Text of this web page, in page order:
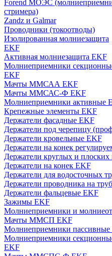
Forend МОЭС
стримера)
Zandz и Galmar
Проводники (токоотводы)
Изолированная молниезащита
EKF
Активная молниезащита EKF
Молниеприемники
EKF
Мачты ММСАА EKF
Мачты ММСАС-Ф EKF
Молниеприемники активные
Крепежные элементы EKF
Держатели фасадные EKF
Держатели под черепицу
Держатели кровельные EKF
Держатели на конек
Держатели круглых и
Держатели на конек EKF
Держатели для водосточных
Держатели проводника на
Держатели фальцевые EKF
Зажимы EKF
Молниеприемники и
Мачты ММСП EKF
Молниеприемники пассивные
Молниеприемники
EKF